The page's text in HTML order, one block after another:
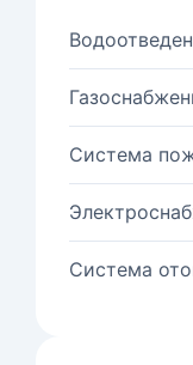
Система
Система